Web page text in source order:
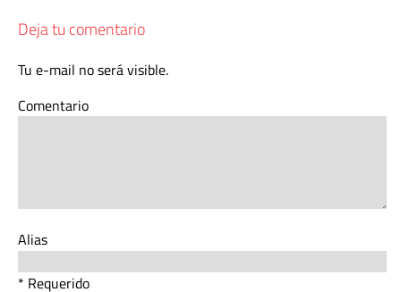
Deja tu comentario
Tu e-mail no será visible.
Comentario
Alias
* Requerido